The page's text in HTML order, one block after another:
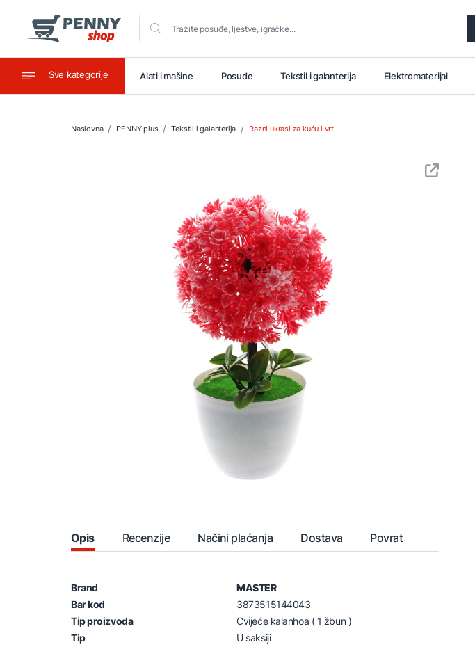
Sve kategorije
Ugostiteljstvo Alati i mašine Posuđe Tekstil i galanterija Elektromaterijal
Naslovna PENNY plus Tekstil i galanterija Razni ukrasi za kuću i vrt
Opis Recenzije Načini plaćanja Dostava Povrat
Brand
MASTER
Bar kod
3873515144043
Tip proizvoda
Cvijeće kalanhoa ( 1 žbun )
Tip
U saksiji